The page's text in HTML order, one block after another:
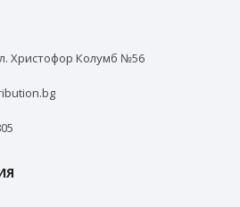
Христофор Колумб №56